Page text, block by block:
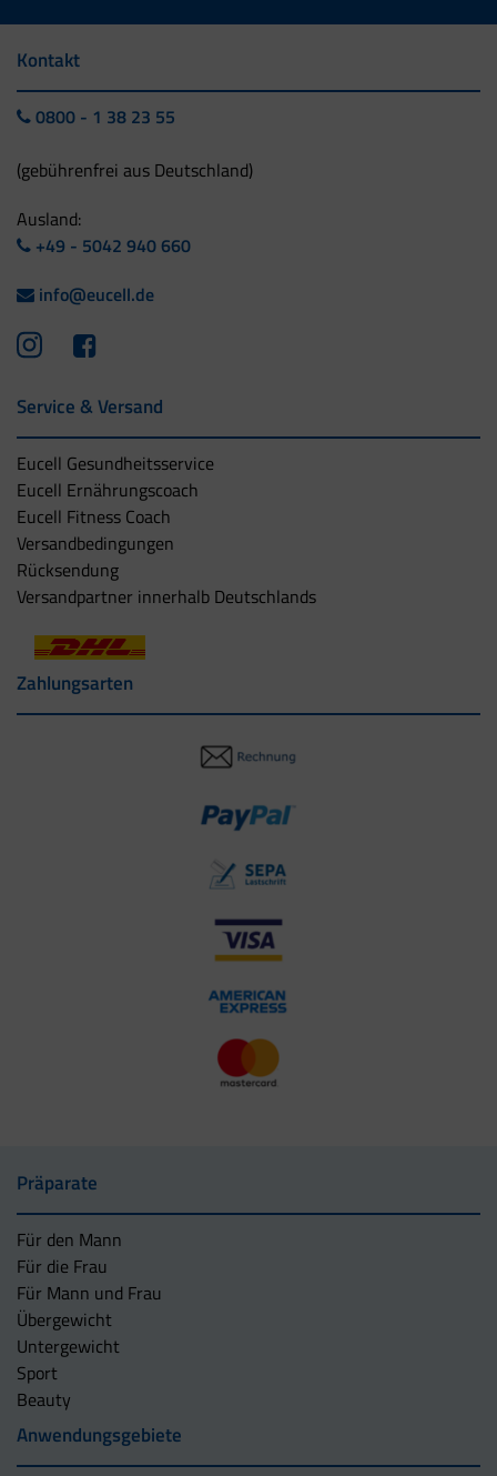
Kontakt
0800 - 1 38 23 55
(gebührenfrei aus Deutschland)
Ausland:
+49 - 5042 940 660
info@eucell.de
Service & Versand
Eucell Gesundheitsservice
Eucell Ernährungscoach
Eucell Fitness Coach
Versandbedingungen
Rücksendung
Versandpartner innerhalb Deutschlands
Zahlungsarten
Präparate
Für den Mann
Für die Frau
Für Mann und Frau
Übergewicht
Untergewicht
Sport
Beauty
Anwendungsgebiete